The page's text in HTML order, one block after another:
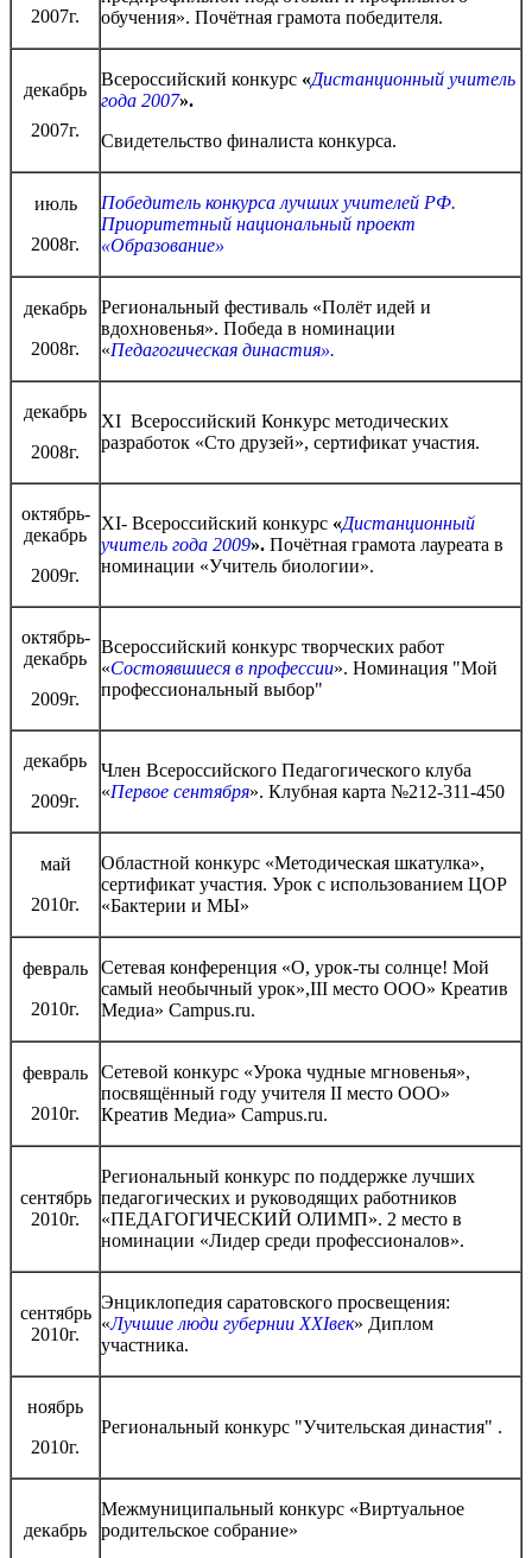
2007г.
обучения». Почётная грамота победителя.
декабрь
2007г.
Всероссийский конкурс «Дистанционный учитель
года 2007».
Свидетельство финалиста конкурса.
июль
2008г.
Победитель конкурса лучших учителей РФ.
Приоритетный национальный проект
«Образование»
декабрь
2008г.
Региональный фестиваль «Полёт идей и
вдохновенья». Победа в номинации
«Педагогическая династия».
декабрь
2008г.
XI Всероссийский Конкурс методических
разработок «Сто друзей», сертификат участия.
октябрь-
декабрь
2009г.
ХI- Всероссийский конкурс «Дистанционный
учитель года 2009». Почётная грамота лауреата в
номинации «Учитель биологии».
октябрь-
декабрь
2009г.
Всероссийский конкурс творческих работ
«Состоявшиеся в профессии». Номинация "Мой
профессиональный выбор"
декабрь
2009г.
Член Всероссийского Педагогического клуба
«Первое сентября». Клубная карта №212-311-450
май
2010г.
Областной конкурс «Методическая шкатулка»,
сертификат участия. Урок с использованием ЦОР
«Бактерии и МЫ»
февраль
2010г.
Сетевая конференция «О, урок-ты солнце! Мой
самый необычный урок»,III место ООО» Креатив
Медиа» Campus.ru.
февраль
2010г.
Сетевой конкурс «Урока чудные мгновенья»,
посвящённый году учителя II место ООО»
Креатив Медиа» Campus.ru.
сентябрь
2010г.
Региональный конкурс по поддержке лучших
педагогических и руководящих работников
«ПЕДАГОГИЧЕСКИЙ ОЛИМП». 2 место в
номинации «Лидер среди профессионалов».
сентябрь
2010г.
Энциклопедия саратовского просвещения:
«Лучшие люди губернии XXIвек» Диплом
участника.
ноябрь
2010г.
Региональный конкурс "Учительская династия" .
декабрь
Межмуниципальный конкурс «Виртуальное
родительское собрание»